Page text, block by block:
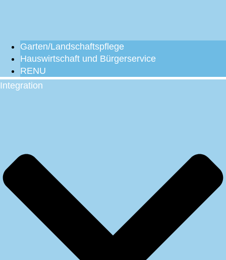
Garten/Landschaftspflege
Hauswirtschaft und Bürgerservice
RENU
Integration